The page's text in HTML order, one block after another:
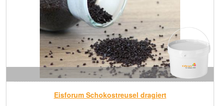
Eisforum Schokostreusel dragiert